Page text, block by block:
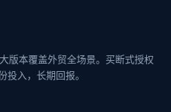
版本覆盖外贸全场景。买断式授权
入，长期回报。